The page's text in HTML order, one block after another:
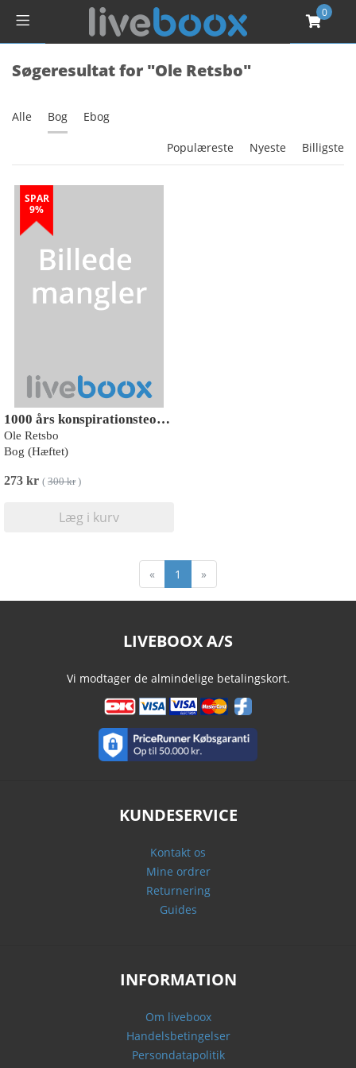
0
Søgeresultat for "Ole Retsbo"
Alle Bog Ebog
Populæreste Nyeste Billigste
SPAR
9%
1000 års konspirationsteorier
Ole Retsbo
Bog (Hæftet)
273 kr ( 300 kr)
Læg i kurv
« 1 »
LIVEBOOX A/S
Vi modtager de almindelige betalingskort.
KUNDESERVICE
Kontakt os
Mine ordrer
Returnering
Guides
INFORMATION
Om liveboox
Handelsbetingelser
Persondatapolitik